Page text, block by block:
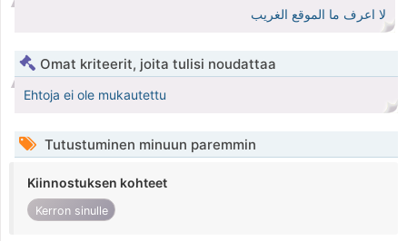
لا اعرف ما الموقع الغريب
Omat kriteerit, joita tulisi noudattaa
Ehtoja ei ole mukautettu
Tutustuminen minuun paremmin
Kiinnostuksen kohteet
Kerron sinulle